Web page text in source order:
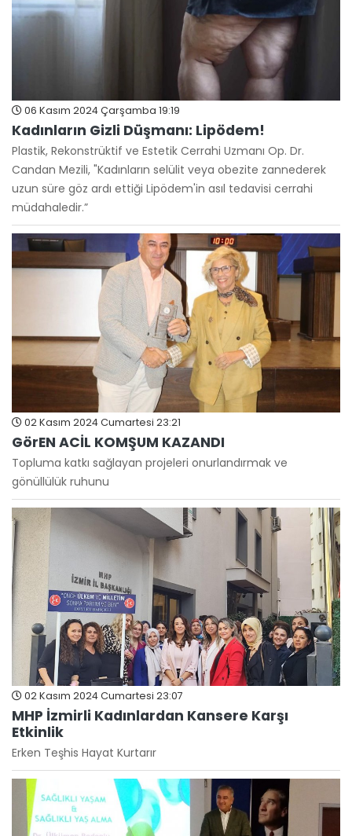
06 Kasım 2024 Çarşamba 19:19
Kadınların Gizli Düşmanı: Lipödem!
Plastik, Rekonstrüktif ve Estetik Cerrahi Uzmanı Op. Dr.
Candan Mezili, "Kadınların selülit veya obezite zannederek
uzun süre göz ardı ettiği Lipödem'in asıl tedavisi cerrahi
müdahaledir.”
02 Kasım 2024 Cumartesi 23:21
GörEN ACİL KOMŞUM KAZANDI
Topluma katkı sağlayan projeleri onurlandırmak ve
gönüllülük ruhunu
02 Kasım 2024 Cumartesi 23:07
MHP İzmirli Kadınlardan Kansere Karşı
Etkinlik
Erken Teşhis Hayat Kurtarır